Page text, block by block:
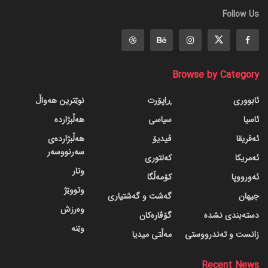
Follow Us
Browse by Category
ئابووری
ئاسیا
ئەفریقا
ئەمریکا
ئەورووپا
جیهان
دسته‌بندی نشده
زانست و تەندرووستی
ڕاپۆرت
سیاسی
ڤیدیۆ
کەلتوری
کۆمەڵگا
گه‌شت و گه‌شتیاری
گۆڤاره‌کان
مەڵتی میدیا
نوێترین هەواڵ
هەڵبژاردە
هەڵبژاردەی
سەرنووسەر
وتار
وتووێژ
وەرزش
وێنە